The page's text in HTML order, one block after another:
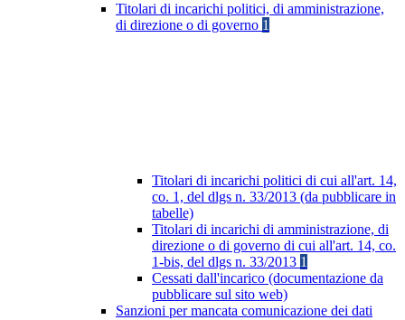
Titolari di incarichi politici, di amministrazione,
di direzione o di governo 1
Titolari di incarichi politici di cui all'art. 14,
co. 1, del dlgs n. 33/2013 (da pubblicare in
tabelle)
Titolari di incarichi di amministrazione, di
direzione o di governo di cui all'art. 14, co.
1-bis, del dlgs n. 33/2013 1
Cessati dall'incarico (documentazione da
pubblicare sul sito web)
Sanzioni per mancata comunicazione dei dati